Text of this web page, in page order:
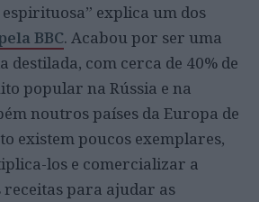
explica um dos
BBC. Acabou por ser uma
destilada, com cerca de 40% de
popular na Rússia e na
noutros países da Europa de
existem poucos exemplares,
los e comercializar a
receitas para ajudar as